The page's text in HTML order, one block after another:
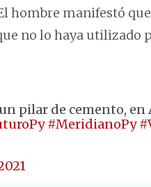
hombre manifestó
no lo haya utilizado
pilar de cemento, en
#MeridianoPy